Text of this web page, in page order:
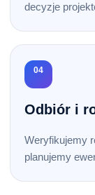
decyzje
04
Odbiór i
Weryfikujemy
planujemy